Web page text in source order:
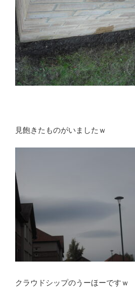
見飽きたものがいましたｗ
クラウドシップのうーほーですｗ